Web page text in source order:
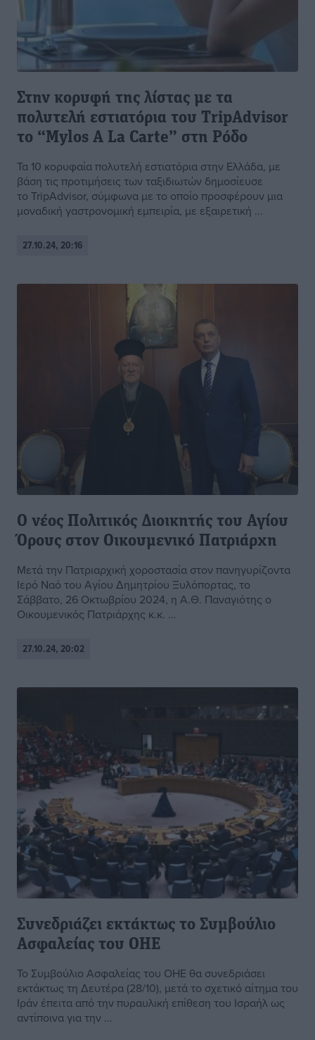
Στην κορυφή της λίστας με τα
πολυτελή εστιατόρια του TripAdvisor
το “Mylos A La Carte” στη Ρόδο
Τα 10 κορυφαία πολυτελή εστιατόρια στην Ελλάδα, με
βάση τις προτιμήσεις των ταξιδιωτών δημοσίευσε
το TripAdvisor, σύμφωνα με το οποίο προσφέρουν μια
μοναδική γαστρονομική εμπειρία, με εξαιρετική ...
27.10.24, 20:16
Ο νέος Πολιτικός Διοικητής του Αγίου
Όρους στον Οικουμενικό Πατριάρχη
Μετά την Πατριαρχική χοροστασία στον πανηγυρίζοντα
Ιερό Ναό του Αγίου Δημητρίου Ξυλόπορτας, το
Σάββατο, 26 Οκτωβρίου 2024, η Α.Θ. Παναγιότης ο
Οικουμενικός Πατριάρχης κ.κ. ...
27.10.24, 20:02
Συνεδριάζει εκτάκτως το Συμβούλιο
Ασφαλείας του ΟΗΕ
Το Συμβούλιο Ασφαλείας του ΟΗΕ θα συνεδριάσει
εκτάκτως τη Δευτέρα (28/10), μετά το σχετικό αίτημα του
Ιράν έπειτα από την πυραυλική επίθεση του Ισραήλ ως
αντίποινα για την ...